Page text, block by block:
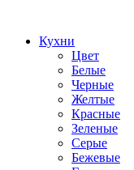
Кухни
Цвет
Белые
Черные
Желтые
Красные
Зеленые
Серые
Бежевые